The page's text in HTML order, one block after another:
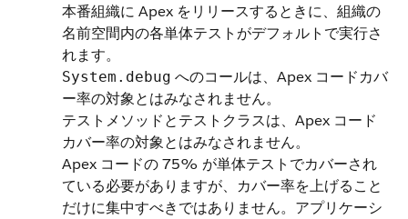
本番組織に Apex をリリースするときに、組織の
名前空間内の各単体テストがデフォルトで実行さ
れます。
System.debug へのコールは、Apex コードカバ
ー率の対象とはみなされません。
テストメソッドとテストクラスは、Apex コード
カバー率の対象とはみなされません。
Apex コードの 75% が単体テストでカバーされ
ている必要がありますが、カバー率を上げること
だけに集中すべきではありません。アプリケーシ